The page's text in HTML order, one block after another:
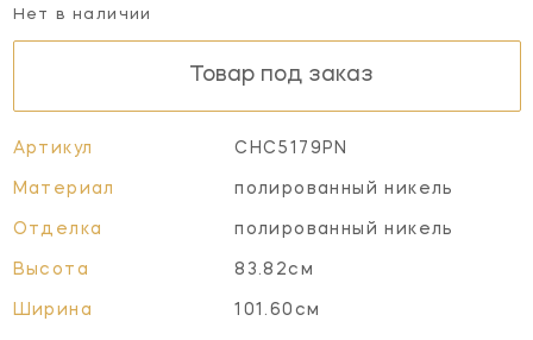
Нет в наличии
Товар под заказ
Артикул CHC5179PN
Материал полированный никель
Отделка полированный никель
Высота 83.82см
Ширина 101.60см